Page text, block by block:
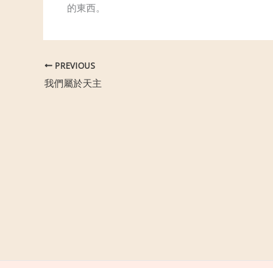
的東西。
PREVIOUS
我們屬於天主